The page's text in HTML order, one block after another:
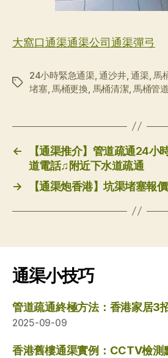
大窩口通渠通渠公司通渠彈弓
标
24小時緊急通渠,通沙井,通渠,馬
堵塞, 馬桶更換, 馬桶清潔, 馬桶管道
←
【通渠推介】管道疏通24小
道電話♫附近下水道疏通
→
【通渠炮香港】坑渠堵塞報
通渠小技巧
管道疏通終極方法：香港家居3
2025-09-09
香港舊樓通渠實例：CCTV檢測